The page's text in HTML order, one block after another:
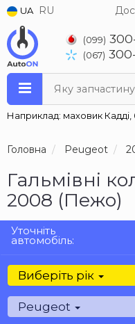
UA RU
(099)
(067)
Яку
Наприклад: маховик Кадді,
Головна Peugeot
Гальмівні
2008 (Пежо)
Уточніть
автомобіль:
Виберіть рік
Peugeot